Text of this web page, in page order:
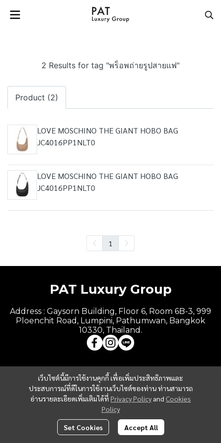
2 Results for tag "พร็อพถ่ายรูปสายแฟ"
Product (2)
LOVE MOSCHINO THE GIANT HOBO BAG
JC4016PP1NLT0
LOVE MOSCHINO THE GIANT HOBO BAG
JC4016PP1NLT0
1
เว็บไซต์นี้มีการใช้งานคุกกี้ เพื่อเพิ่มประสิทธิภาพและ
ประสบการณ์ที่ดีในการใช้งานเว็บไซต์ของท่าน ท่านสามารถ
อ่านรายละเอียดเพิ่มเติมได้ที่ Privacy Policy and Cookies
Policy
Set Cookies Accept All
PAT Luxury Group
Address : Gaysorn Building, Floor 6, Room 6B-3, 999
Ploenchit Road, Lumpini, Pathumwan, Bangkok
10330, Thailand.